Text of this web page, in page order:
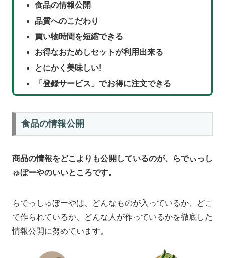
食品の情報公開
品質へのこだわり
買い物時間を短縮できる
お得なおためしセットが利用出来る
とにかく美味しい!
「登録サービス」でお得に注文できる
食品の情報公開
商品の情報をどこよりも公開しているのが、らでぃっし
ゅぼーやのいいところです。
らでっしゅぼーやは、どんなものが入っているか、どこ
で作られているか、どんな人が作っているかを徹底した
情報公開に努めています。